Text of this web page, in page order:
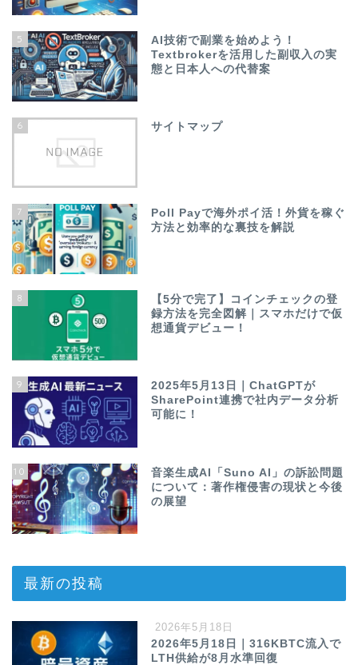
5
AI技術で副業を始めよう！
Textbrokerを活用した副収入の実
態と日本人への代替案
6 サイトマップ
7
Poll Payで海外ポイ活！外貨を稼ぐ
方法と効率的な裏技を解説
8
【5分で完了】コインチェックの登
録方法を完全図解｜スマホだけで仮
想通貨デビュー！
9
2025年5月13日｜ChatGPTが
SharePoint連携で社内データ分析
可能に！
10
音楽生成AI「Suno AI」の訴訟問題
について：著作権侵害の現状と今後
の展望
最新の投稿
2026年5月18日
2026年5月18日｜316KBTC流入で
LTH供給が8月水準回復